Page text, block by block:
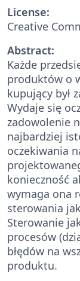
License:
Creative
Abstract:
Każde
produktów o
kupujący był
Wydaje się
zadowolenie
najbardziej
oczekiwania
konieczność
wymaga ona
sterowania
Sterowanie
procesów
błędów na
produktu.